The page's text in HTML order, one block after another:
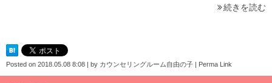
続きを読む
Posted on 2018.05.08 8:08 | by カウンセリングルーム自由の子 | Perma Link